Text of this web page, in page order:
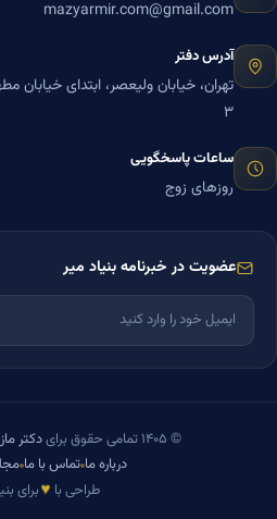
mazyarmir.com@gmail.com
آدرس دفتر
۳
ساعات پاسخگویی
روزهای زوج
عضویت در خبرنامه بنیاد میر
© ۱۴۰۵ تمامی حقوق برای دکتر
درباره ما تماس با ما
طراحی با ♥برای